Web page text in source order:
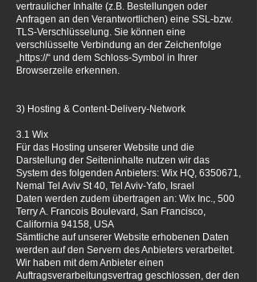
vertraulicher Inhalte (z.B. Bestellungen oder
Anfragen an den Verantwortlichen) eine SSL-bzw.
TLS-Verschlüsselung. Sie können eine
verschlüsselte Verbindung an der Zeichenfolge
„https://“ und dem Schloss-Symbol in Ihrer
Browserzeile erkennen.
3) Hosting & Content-Delivery-Network
3.1 Wix
Für das Hosting unserer Website und die
Darstellung der Seiteninhalte nutzen wir das
System des folgenden Anbieters: Wix HQ, 6350671,
Nemal Tel Aviv St 40, Tel Aviv-Yafo, Israel
Daten werden zudem übertragen an: Wix Inc., 500
Terry A. Francois Boulevard, San Francisco,
California 94158, USA
Sämtliche auf unserer Website erhobenen Daten
werden auf den Servern des Anbieters verarbeitet.
Wir haben mit dem Anbieter einen
Auftragsverarbeitungsvertrag geschlossen, der den